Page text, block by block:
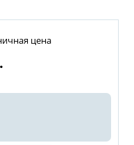
цена